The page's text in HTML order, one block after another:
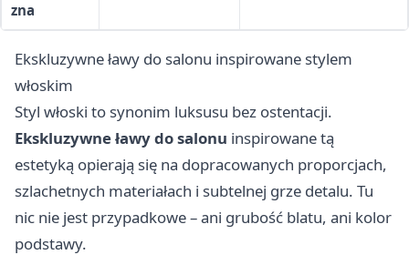
zna
Ekskluzywne ławy do salonu inspirowane stylem
włoskim
Styl włoski to synonim luksusu bez ostentacji.
Ekskluzywne ławy do salonu inspirowane tą
estetyką opierają się na dopracowanych proporcjach,
szlachetnych materiałach i subtelnej grze detalu. Tu
nic nie jest przypadkowe – ani grubość blatu, ani kolor
podstawy.